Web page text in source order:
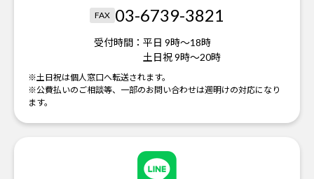
FAX 03-6739-3821
受付時間： 平日 9時～18時
土日祝 9時～20時
※土日祝は個人窓口へ転送されます。
※公費払いのご相談等、一部のお問い合わせは週明けの対応になり
ます。